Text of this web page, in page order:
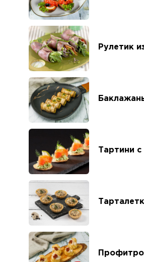
Рулетик
Тартини